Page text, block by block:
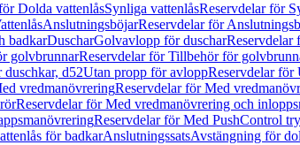
Dolda vattenlåsSynliga vattenlåsReservdelar för
AnslutningsböjarReservdelar för
badkarDuscharGolvavlopp för duscharReservdelar
golvbrunnarReservdelar för Tillbehör för
duschkar, d52Utan propp för avloppReservdelar för
vredmanövreringReservdelar för Med
Reservdelar för Med vredmanövrering och
Reservdelar för Med PushControl
för badkarAnslutningssatsAvstängning för